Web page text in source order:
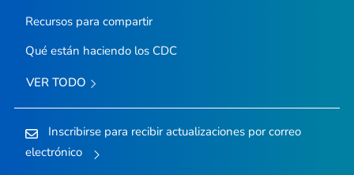
Recursos para compartir
Qué están haciendo los CDC
VER TODO
Inscribirse para recibir actualizaciones por correo
electrónico